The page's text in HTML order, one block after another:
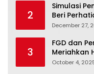
2
Simulasi
Beri
December 27,
3
FGD dan
Meriahkan
October 4,